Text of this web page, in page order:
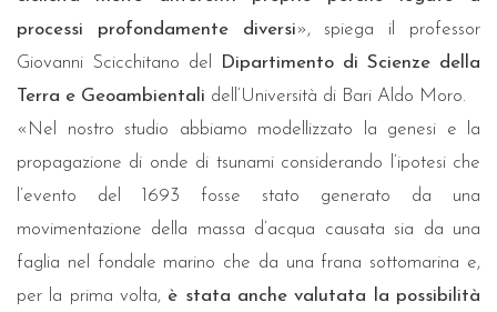
processi profondamente diversi», spiega il professor
Giovanni Scicchitano del
Dipartimento di Scienze della
Terra e Geoambientali dell’Università di Bari Aldo Moro.
«Nel nostro studio abbiamo modellizzato la genesi e la
propagazione di onde di tsunami considerando l’ipotesi che
l’evento del 1693 fosse stato generato da una
movimentazione della massa d’acqua causata sia da una
faglia nel fondale marino che da una frana sottomarina e,
per la prima volta, è stata anche valutata la possibilità